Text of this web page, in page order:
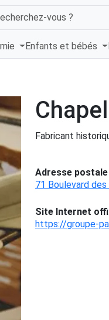
vous ?
Enfants et bébés
Fabricant
Adresse postale
71 Boulevard
Site Internet
https://groupe-